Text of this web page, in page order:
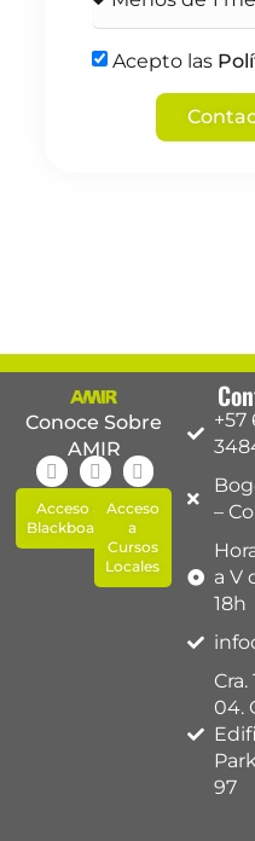
Acepto las
Conoce Sobre
AMIR
Acceso a
Blackboard
Acceso
a
Cursos
Locales
+57
–
a V
18h
Cra.
04.
97